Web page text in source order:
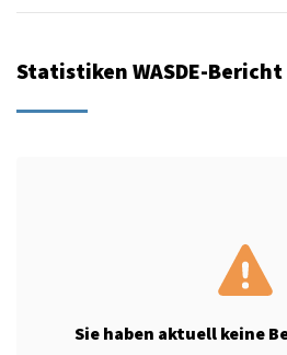
Statistiken WASDE-Bericht
Sie haben aktuell keine